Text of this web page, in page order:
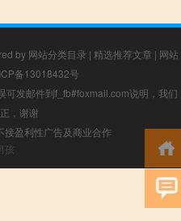
by 网站分类目录 | 精选推荐文章 | 网站
备13018432号
可发邮件到f_fb#foxmail.com说明，我们
，谢谢
盈利性广告及商业合作
孩